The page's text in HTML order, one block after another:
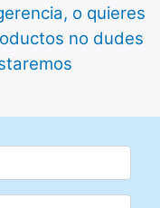
o quieres
no dudes